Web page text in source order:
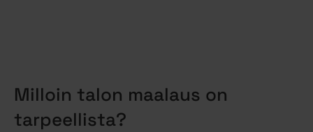
Milloin talon maalaus on
tarpeellista?